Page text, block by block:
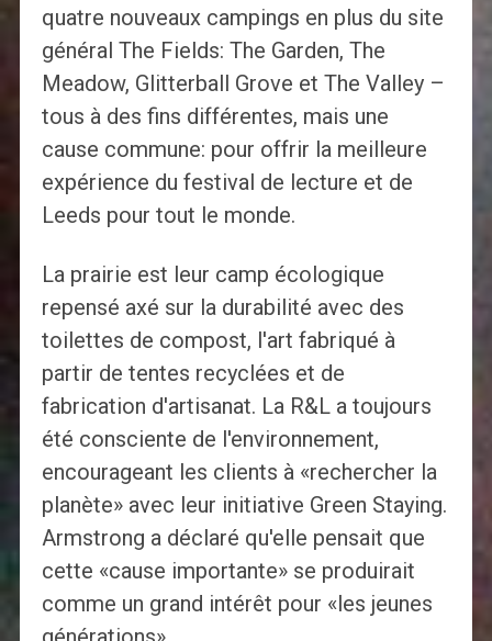
quatre nouveaux campings en plus du site
général The Fields: The Garden, The
Meadow, Glitterball Grove et The Valley –
tous à des fins différentes, mais une
cause commune: pour offrir la meilleure
expérience du festival de lecture et de
Leeds pour tout le monde.
La prairie est leur camp écologique
repensé axé sur la durabilité avec des
toilettes de compost, l'art fabriqué à
partir de tentes recyclées et de
fabrication d'artisanat. La R&L a toujours
été consciente de l'environnement,
encourageant les clients à «rechercher la
planète» avec leur initiative Green Staying.
Armstrong a déclaré qu'elle pensait que
cette «cause importante» se produirait
comme un grand intérêt pour «les jeunes